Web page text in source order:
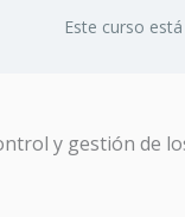
Este curso
y gestión de